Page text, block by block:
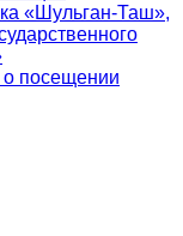
«Шульган-Таш»,
посещении